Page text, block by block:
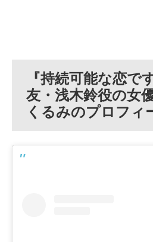
『持続可能な恋で
友・浅木鈴役の女
くるみのプロフィ